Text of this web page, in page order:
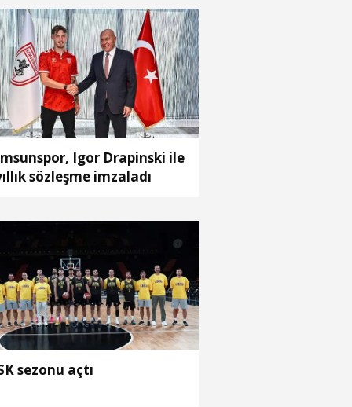
Igor Drapinski ile
sözleşme imzaladı
sezonu açtı